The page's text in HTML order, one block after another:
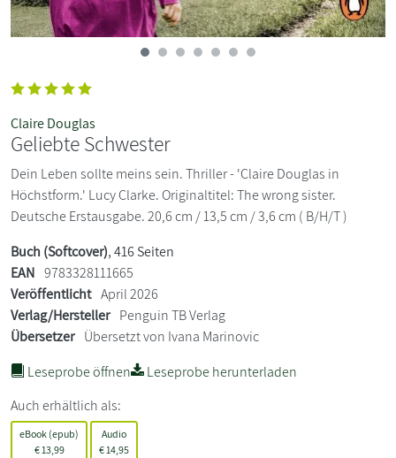
Claire Douglas
Geliebte Schwester
Dein Leben sollte meins sein. Thriller - 'Claire Douglas in
Höchstform.' Lucy Clarke. Originaltitel: The wrong sister.
Deutsche Erstausgabe. 20,6 cm / 13,5 cm / 3,6 cm ( B/H/T )
Buch (Softcover), 416 Seiten
EAN 9783328111665
Veröffentlicht April 2026
Verlag/Hersteller Penguin TB Verlag
Übersetzer Übersetzt von Ivana Marinovic
Leseprobe öffnen
Leseprobe herunterladen
Auch erhältlich als:
eBook (epub)
€13,99
Audio
€14,95